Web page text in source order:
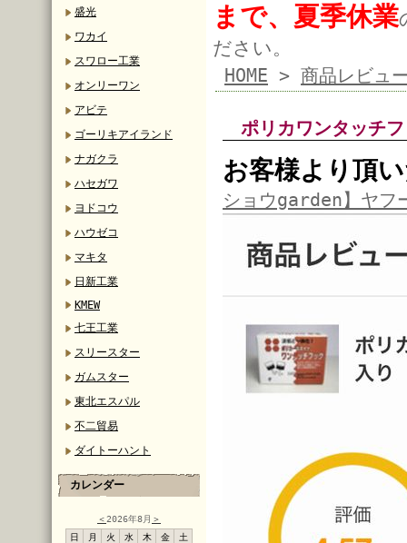
盛光
ワカイ
スワロー工業
オンリーワン
アビテ
ゴーリキアイランド
ナガクラ
ハセガワ
ヨドコウ
ハウゼコ
マキタ
日新工業
KMEW
七王工業
スリースター
ガムスター
東北エスパル
不二貿易
ダイトーハント
カレンダー
＜2026年8月 ＞
日
月 火 水 木 金
土
まで、夏季休業
ださい。
HOME > 商品レビュ
ポリカワンタッチ
お客様より頂
ショウgarden】ヤフ